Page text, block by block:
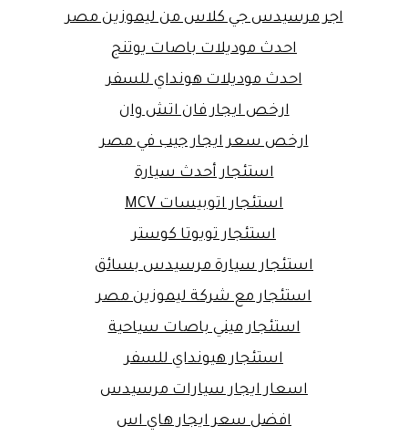
اجر مرسيدس جي كلاس من ليموزين مصر
احدث موديلات باصات يوتنج
احدث موديلات هونداي للسفر
ارخص ايجار فان اتش وان
ارخص سعر ايجار جيب في مصر
استئجار أحدث سيارة
استئجار اتوبيسات MCV
استئجار تويوتا كوستر
استئجار سيارة مرسيدس بسائق
استئجار مع شركة ليموزين مصر
استئجار ميني باصات سياحية
استئجار هيونداي للسفر
اسعار ايجار سيارات مرسيدس
افضل سعر ايجار هاي اس